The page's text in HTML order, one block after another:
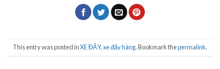
This entry was posted inXE ĐẨY,xe đẩy hàng. Bookmark thepermalink.